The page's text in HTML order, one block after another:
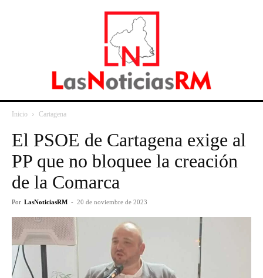
Inicio Cartagena
El PSOE de Cartagena exige al
PP que no bloquee la creación
de la Comarca
Por LasNoticiasRM - 20 de noviembre de 2023